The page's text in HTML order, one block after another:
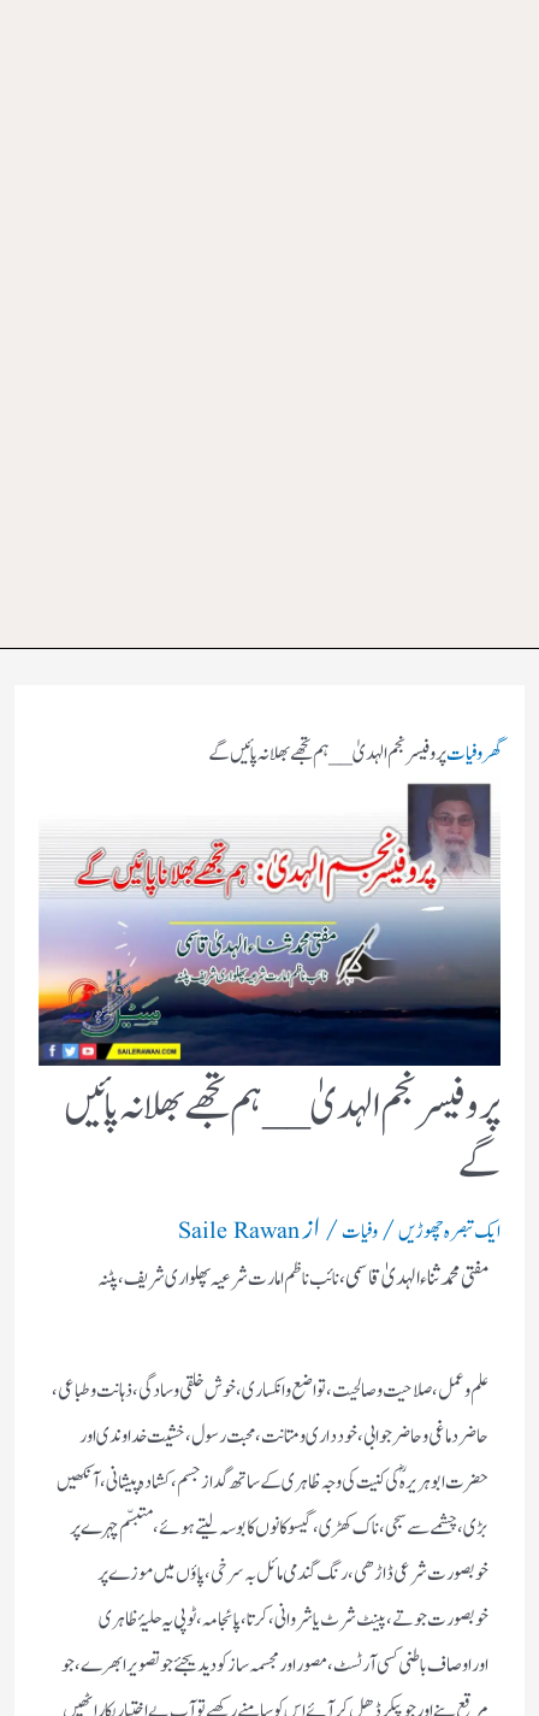
گھروفیاتپروفیسر نجم الہدیٰ __ہم تجھے بھلا نہ پائیں گے
پروفیسر نجم الہدیٰ __ہم تجھے بھلا نہ پائیں
گے
ایک تبصرہ چھوڑیں/وفیات/ ازSaile Rawan
مفتی محمد ثناء الہدیٰ قاسمی ،نائب ناظم امارت شرعیہ پھلواری شریف، پٹنہ
علم وعمل ، صلاحیت وصالحیت ، تواضع وانکساری، خوش خلقی وسادگی ، ذہانت وطباعی،
حاضر دماغی وحاضرجوابی، خود داری ومتانت، محبت رسول، خشیت خدا وندی اور
حضرت ابو ہریرہؓ کی کنیت کی وجہ ظاہری کے ساتھ گداز جسم ، کشادہ پیشانی ، آنکھیں
بڑی ، چشمے سے سجی، ناک کھڑی ، گیسو کا نوں کا بوسہ لیتے ہوئے ، متبسّم چہرے پر
خوبصورت شرعی ڈاڑھی، رنگ گندمی مائل بہ سر خی ، پاؤں میں موزے پر
خوبصورت جوتے، پینٹ شرٹ یا شروانی ، کرتا ، پائجامہ ، ٹوپی یہ حلیۂ ظاہری
اوراوصاف باطنی کسی آرٹسٹ، مصور اور مجسمہ ساز کو دیدیجئے جو تصویر ابھرے ، جو